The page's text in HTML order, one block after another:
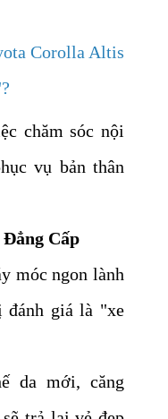
Corolla Altis
chăm sóc nội
vụ bản thân
Cấp
móc ngon lành
đánh giá là "xe
da mới, căng